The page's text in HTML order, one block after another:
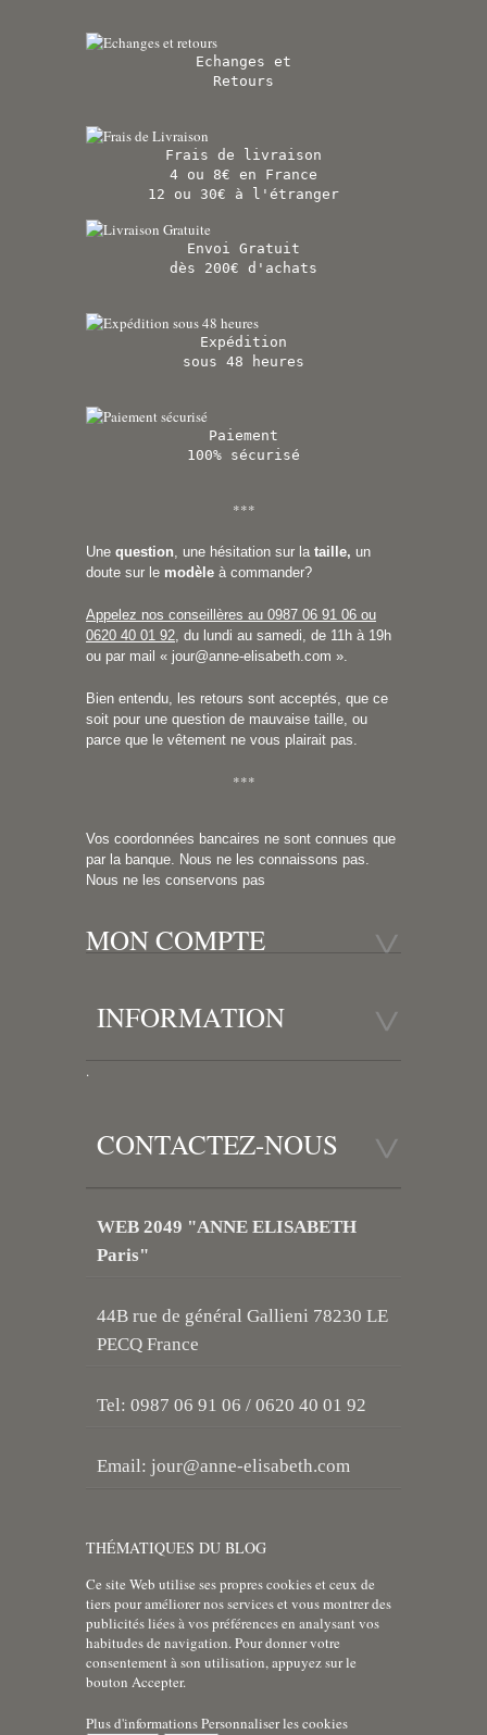
Echanges et
Retours
Frais de livraison
4 ou 8€ en France
12 ou 30€ à l'étranger
Envoi Gratuit
dès 200€ d'achats
Expédition
sous 48 heures
Paiement
100% sécurisé
***
Une question, une hésitation sur la taille, un
doute sur le modèle à commander?
Appelez nos conseillères au 0987 06 91 06 ou
0620 40 01 92, du lundi au samedi, de 11h à 19h
ou par mail « jour@anne-elisabeth.com ».
Bien entendu, les retours sont acceptés, que ce
soit pour une question de mauvaise taille, ou
parce que le vêtement ne vous plairait pas.
***
Vos coordonnées bancaires ne sont connues que
par la banque. Nous ne les connaissons pas.
Nous ne les conservons pas
MON COMPTE
INFORMATION
.
CONTACTEZ-NOUS
WEB 2049 "ANNE ELISABETH
Paris"
44B rue de général Gallieni 78230 LE
PECQ France
Tel: 0987 06 91 06 / 0620 40 01 92
Email: jour@anne-elisabeth.com
THÉMATIQUES DU BLOG
Ce site Web utilise ses propres cookies et ceux de
tiers pour améliorer nos services et vous montrer des
publicités liées à vos préférences en analysant vos
habitudes de navigation. Pour donner votre
consentement à son utilisation, appuyez sur le
bouton Accepter.
Plus d'informationsPersonnaliser les cookies